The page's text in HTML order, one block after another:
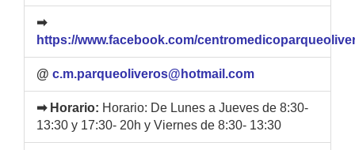
➡
https://www.facebook.com/
@ c.m.parqueoliveros@hotmail.com
➡ Horario: Horario: De Lunes a Jueves de 8:30-
13:30 y 17:30- 20h y Viernes de 8:30- 13:30